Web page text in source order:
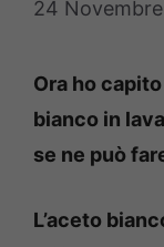
24
Ora ho
bianco in
se ne può
L’aceto